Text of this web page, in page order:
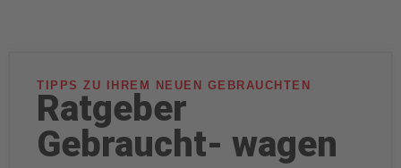
TIPPS ZU IHREM NEUEN GEBRAUCHTEN
Ratgeber
Gebraucht- wagen